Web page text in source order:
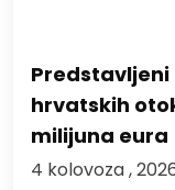
hrvatskih
milijuna eura
4 kolovoza ,